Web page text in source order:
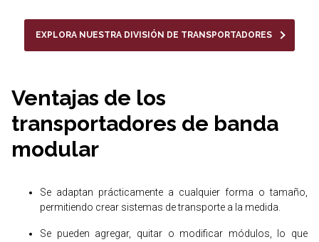
EXPLORA NUESTRA DIVISIÓN DE TRANSPORTADORES
Ventajas de los
transportadores de banda
modular
Se adaptan prácticamente a cualquier forma o tamaño,
permitiendo crear sistemas de transporte a la medida.
Se pueden agregar, quitar o modificar módulos, lo que